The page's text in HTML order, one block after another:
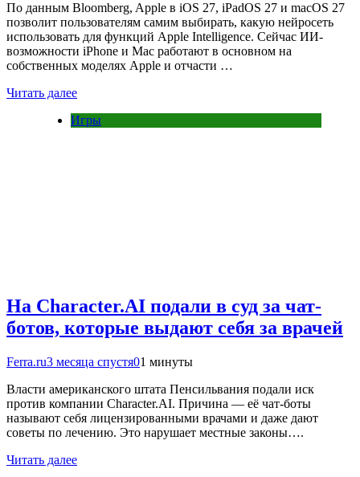
По данным Bloomberg, Apple в iOS 27, iPadOS 27 и macOS 27
позволит пользователям самим выбирать, какую нейросеть
использовать для функций Apple Intelligence. Сейчас ИИ-
возможности iPhone и Mac работают в основном на
собственных моделях Apple и отчасти …
Читать далее
Игры
На Character.AI подали в суд за чат-
ботов, которые выдают себя за врачей
Ferra.ru3 месяца спустя01 минуты
Власти американского штата Пенсильвания подали иск
против компании Character.AI. Причина — её чат-боты
называют себя лицензированными врачами и даже дают
советы по лечению. Это нарушает местные законы….
Читать далее